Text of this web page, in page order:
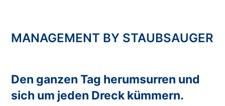
MANAGEMENT BY STAUBSAUGER
Den ganzen Tag herumsurren und
sich um jeden Dreck kümmern.